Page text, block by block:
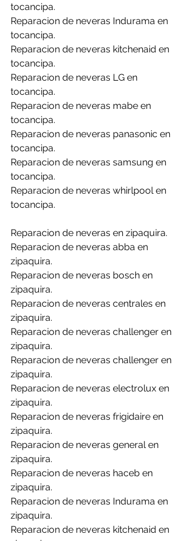
tocancipa.
Reparacion de neveras Indurama en
tocancipa.
Reparacion de neveras kitchenaid en
tocancipa.
Reparacion de neveras LG en
tocancipa.
Reparacion de neveras mabe en
tocancipa.
Reparacion de neveras panasonic en
tocancipa.
Reparacion de neveras samsung en
tocancipa.
Reparacion de neveras whirlpool en
tocancipa.
Reparacion de neveras en zipaquira.
Reparacion de neveras abba en
zipaquira.
Reparacion de neveras bosch en
zipaquira.
Reparacion de neveras centrales en
zipaquira.
Reparacion de neveras challenger en
zipaquira.
Reparacion de neveras challenger en
zipaquira.
Reparacion de neveras electrolux en
zipaquira.
Reparacion de neveras frigidaire en
zipaquira.
Reparacion de neveras general en
zipaquira.
Reparacion de neveras haceb en
zipaquira.
Reparacion de neveras Indurama en
zipaquira.
Reparacion de neveras kitchenaid en